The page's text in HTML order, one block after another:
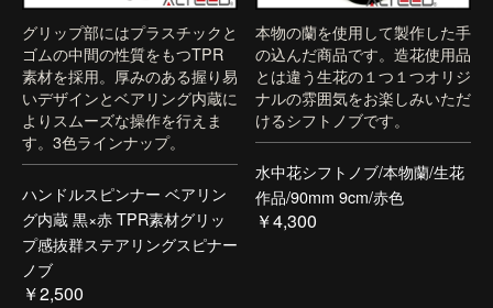
グリップ部にはプラスチックと
ゴムの中間の性質をもつTPR
素材を採用。厚みのある握り易
いデザインとベアリング内蔵に
よりスムーズな操作を行えま
す。3色ラインナップ。
ハンドルスピンナー ベアリン
グ内蔵 黒×赤 TPR素材グリッ
プ感抜群ステアリングスピナー
ノブ
￥2,500
本物の蘭を使用して製作した手
の込んだ商品です。造花使用品
とは違う生花の１つ１つオリジ
ナルの雰囲気をお楽しみいただ
けるシフトノブです。
水中花シフトノブ/本物蘭/生花
作品/90mm 9cm/赤色
￥4,300